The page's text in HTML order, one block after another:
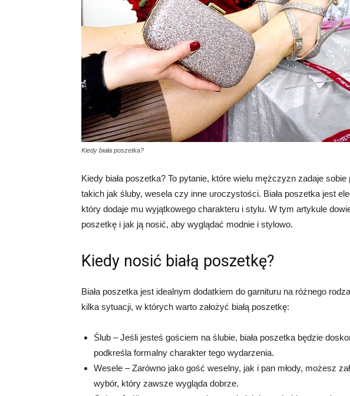
Kiedy biała poszetka?
Kiedy biała poszetka? To pytanie, które wielu mężczyzn zadaje
takich jak śluby, wesela czy inne uroczystości. Biała poszetka jest
który dodaje mu wyjątkowego charakteru i stylu. W tym artykule
poszetkę i jak ją nosić, aby wyglądać modnie i stylowo.
Kiedy nosić białą poszetkę?
Biała poszetka jest idealnym dodatkiem do garnituru na różnego
kilka sytuacji, w których warto założyć białą poszetkę:
Ślub – Jeśli jesteś gościem na ślubie, biała poszetka będzie
podkreśla formalny charakter tego wydarzenia.
Wesele – Zarówno jako gość weselny, jak i pan młody, możesz
wybór, który zawsze wygląda dobrze.